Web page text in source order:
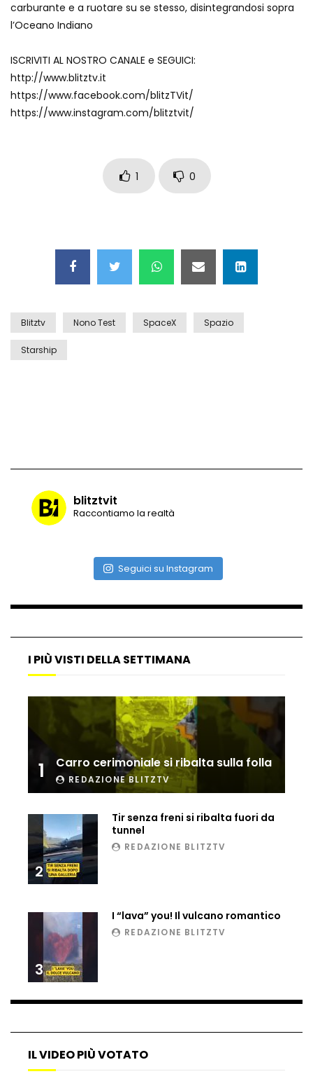
Record di baci in 30 secondi
Due navi USA si scontrano in mare
Auto coperta dal letame dopo
incidente
Vulcano di ghiaccio a New York #neve
Ammiocuggino con la ruspa… finisce
attimi di paura
Incidente aereo a Mogadiscio, aereo
perde il controllo
Ucraina, ecco come gli F16 intercettano
Tir bloccato sul passaggio a livello:
treno lo distrugge
Parco divertimenti, attrazione cede
all’improvviso
Auto fuori controllo in Guatemala,
carburante e a ruotare su se stesso, disintegrandosi sopra
l’Oceano Indiano
ISCRIVITI AL NOSTRO CANALE e SEGUICI:
http://www.blitztv.it
https://www.facebook.com/blitzTVit/
https://www.instagram.com/blitztvit/
1 0
Blitztv Nono Test SpaceX Spazio
Starship
blitztvit
Raccontiamo la realtà
Seguici su Instagram
I PIÙ VISTI DELLA SETTIMANA
1 Carro cerimoniale si ribalta sulla folla
REDAZIONE BLITZTV
2
Tir senza freni si ribalta fuori da
tunnel
REDAZIONE BLITZTV
3
I “lava” you! Il vulcano romantico
REDAZIONE BLITZTV
IL VIDEO PIÙ VOTATO